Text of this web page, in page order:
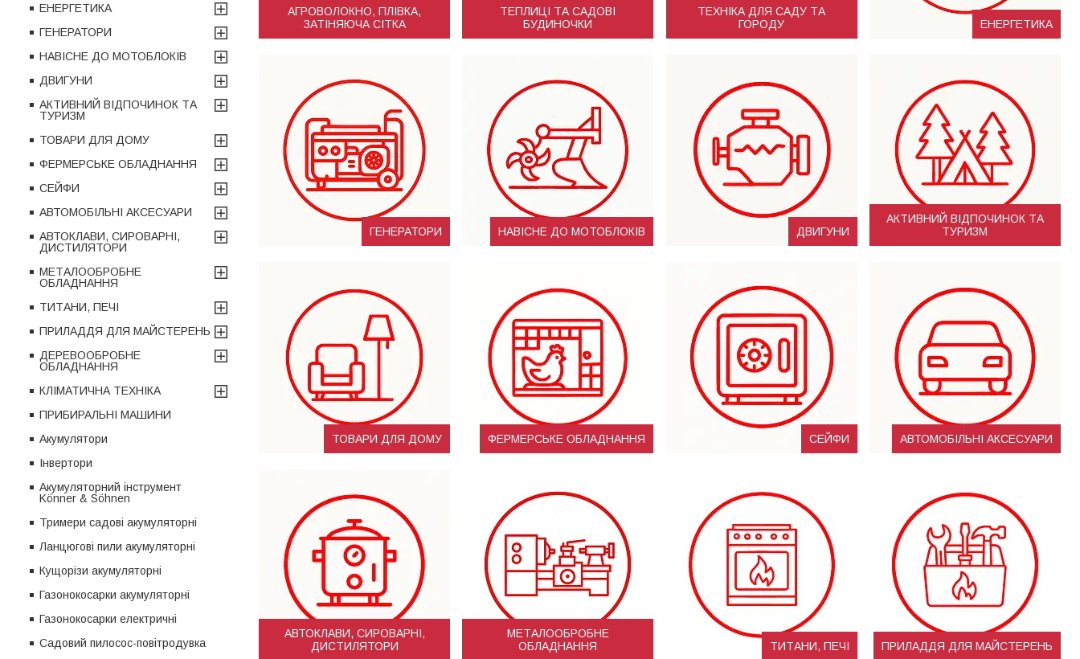
АГРОВОЛОКНО, ПЛІВКА,
ЗАТІНЯЮЧА СІТКА
ТЕПЛИЦІ ТА САДОВІ
БУДИНОЧКИ
ТЕХНІКА ДЛЯ САДУ ТА
ГОРОДУ
ЕНЕРГЕТИКА
ГЕНЕРАТОРИ НАВІСНЕ ДО МОТОБЛОКІВ ДВИГУНИ
АКТИВНИЙ ВІДПОЧИНОК ТА
ТУРИЗМ
ТОВАРИ ДЛЯ ДОМУ ФЕРМЕРСЬКЕ ОБЛАДНАННЯ СЕЙФИ АВТОМОБІЛЬНІ АКСЕСУАРИ
АВТОКЛАВИ, СИРОВАРНІ,
ДИСТИЛЯТОРИ
МЕТАЛООБРОБНЕ
ОБЛАДНАННЯ
ТИТАНИ, ПЕЧІ ПРИЛАДДЯ ДЛЯ МАЙСТЕРЕНЬ
ЕНЕРГЕТИКА
ГЕНЕРАТОРИ
НАВІСНЕ ДО МОТОБЛОКІВ
ДВИГУНИ
АКТИВНИЙ ВІДПОЧИНОК ТА
ТУРИЗМ
ТОВАРИ ДЛЯ ДОМУ
ФЕРМЕРСЬКЕ ОБЛАДНАННЯ
СЕЙФИ
АВТОМОБІЛЬНІ АКСЕСУАРИ
АВТОКЛАВИ, СИРОВАРНІ,
ДИСТИЛЯТОРИ
МЕТАЛООБРОБНЕ
ОБЛАДНАННЯ
ТИТАНИ, ПЕЧІ
ПРИЛАДДЯ ДЛЯ МАЙСТЕРЕНЬ
ДЕРЕВООБРОБНЕ
ОБЛАДНАННЯ
КЛІМАТИЧНА ТЕХНІКА
ПРИБИРАЛЬНІ МАШИНИ
Акумулятори
Інвертори
Акумуляторний інструмент
Könner & Söhnen
Тримери садові акумуляторні
Ланцюгові пили акумуляторні
Кущорізи акумуляторні
Газонокосарки акумуляторні
Газонокосарки електричні
Садовий пилосос-повітродувка